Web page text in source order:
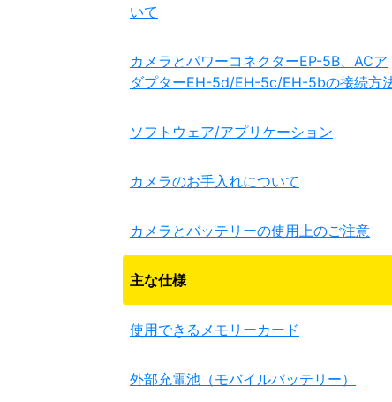
いて
カメラとパワーコネクターEP-5B、ACア
ダプターEH-5d/EH-5c/EH-5bの接続方
ソフトウェア/アプリケーション
カメラのお手入れについて
カメラとバッテリーの使用上のご注意
主な仕様
使用できるメモリーカード
外部充電池（モバイルバッテリー）